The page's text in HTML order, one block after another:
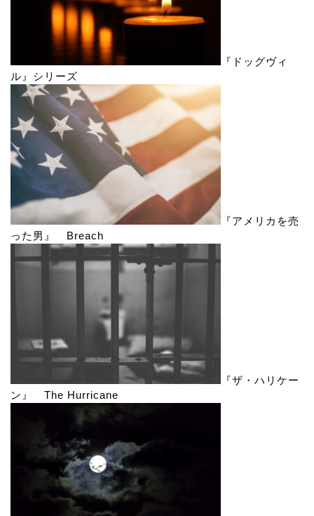
『ドッグヴィ
ル』シリーズ
『アメリカを売
った男』 Breach
『ザ・ハリケー
ン』 The Hurricane